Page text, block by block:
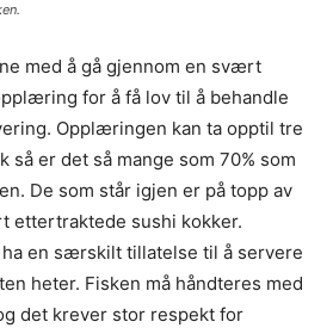
med å gå gjennom en svært
for å få lov til å behandle
Opplæringen kan ta opptil tre
så er det så mange som 70% som
De som står igjen er på topp av
ettertraktede sushi kokker.
ha en særskilt tillatelse til å servere
heter. Fisken må håndteres med
det krever stor respekt for